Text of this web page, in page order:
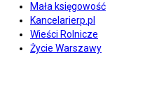
Mała księgowość
Kancelarierp.pl
Wieści Rolnicze
Życie Warszawy